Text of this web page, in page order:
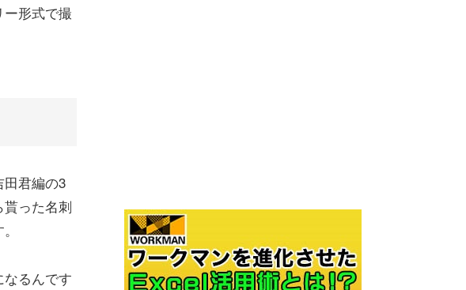
形式で撮
君編の3
った名刺
るんです